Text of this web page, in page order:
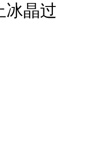
冰晶过